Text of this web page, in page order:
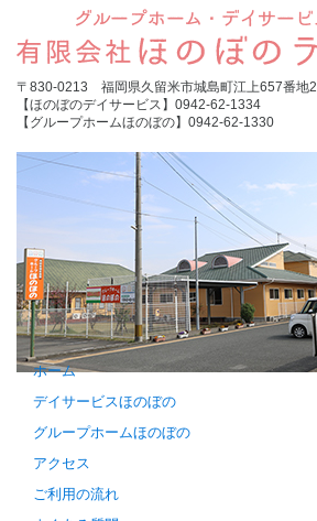
〒830-0213 福岡県久留米市城島町江上657番地2
【ほのぼのデイサービス】0942-62-1334
【グループホームほのぼの】0942-62-1330
ホーム
デイサービスほのぼの
グループホームほのぼの
アクセス
ご利用の流れ